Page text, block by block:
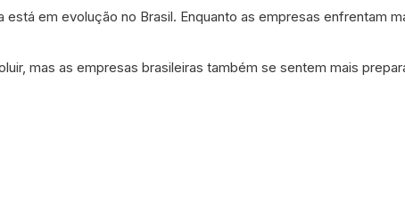
está em evolução no Brasil. Enquanto as empresas
mas as empresas brasileiras também se sentem mais